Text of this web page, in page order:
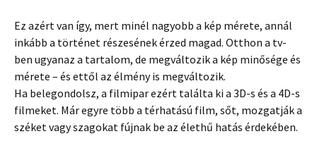
Ez azért van így, mert minél nagyobb a kép mérete, annál
inkább a történet részesének érzed magad. Otthon a tv-
ben ugyanaz a tartalom, de megváltozik a kép minősége és
mérete – és ettől az élmény is megváltozik.
Ha belegondolsz, a filmipar ezért találta ki a 3D-s és a 4D-s
filmeket. Már egyre több a térhatású film, sőt, mozgatják a
széket vagy szagokat fújnak be az élethű hatás érdekében.